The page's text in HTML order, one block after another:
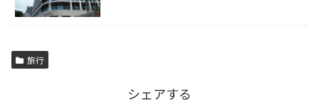
旅行
シェアする